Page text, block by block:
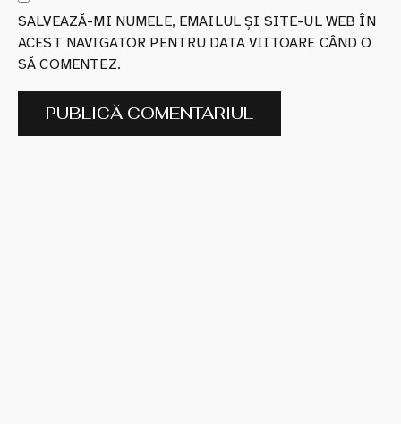
SALVEAZĂ-MI NUMELE, EMAILUL ȘI SITE-UL WEB ÎN
ACEST NAVIGATOR PENTRU DATA VIITOARE CÂND O
SĂ COMENTEZ.